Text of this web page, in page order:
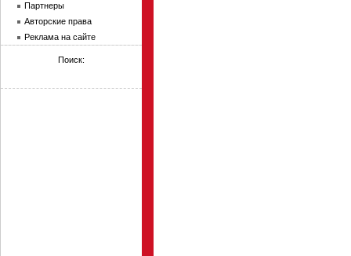
Партнеры
Авторские права
Реклама на сайте
Поиск: